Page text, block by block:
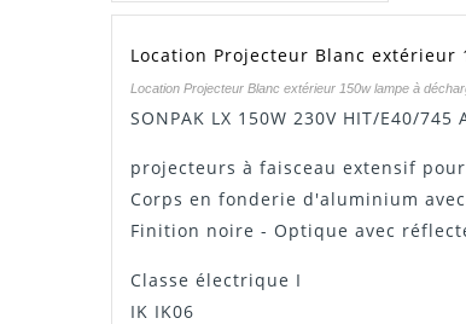
Manuel / Notice
Location Projecteur Blanc extérieur
Location Projecteur Blanc extérieur 150w lampe à
SONPAK LX 150W 230V HIT/E40/745
projecteurs à faisceau extensif
Corps en fonderie d'aluminium
Finition noire - Optique avec
Classe électrique I
IK IK06